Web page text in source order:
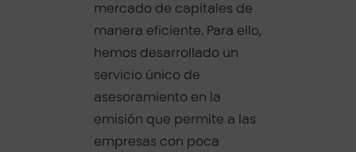
mercado de capitales de
manera eficiente. Para ello,
hemos desarrollado un
servicio único de
asesoramiento en la
emisión que permite a las
empresas con poca